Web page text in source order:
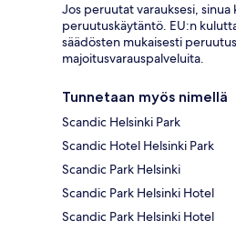
Jos peruutat varauksesi,
peruutuskäytäntö. EU:n
säädösten mukaisesti
majoitusvarauspalveluita.
Tunnetaan myös nimellä
Scandic Helsinki Park
Scandic Hotel Helsinki Park
Scandic Park Helsinki
Scandic Park Helsinki Hotel
Scandic Park Helsinki Hotel